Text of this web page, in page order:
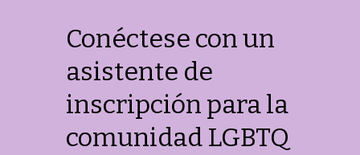
Conéctese con un
asistente de
inscripción para la
comunidad LGBTQ